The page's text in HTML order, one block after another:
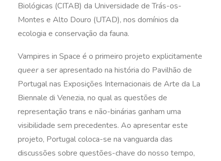
Biológicas (CITAB) da Universidade de Trás-os-
Montes e Alto Douro (UTAD), nos domínios da
ecologia e conservação da fauna.
Vampires in Space é o primeiro projeto explicitamente
queera ser apresentado na história do Pavilhão de
Portugal nas Exposições Internacionais de Arte da La
Biennale di Venezia, no qual as questões de
representação trans e não-binárias ganham uma
visibilidade sem precedentes. Ao apresentar este
projeto, Portugal coloca-se na vanguarda das
discussões sobre questões-chave do nosso tempo,